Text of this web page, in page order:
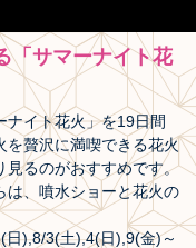
「サマーナイト花
ナイト花火」を19日間
を贅沢に満喫できる花火
見るのがおすすめです。
は、噴水ショーと花火の
),8/3(土),4(日),9(金)～